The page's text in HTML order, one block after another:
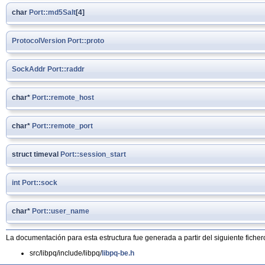
char Port::md5Salt[4]
ProtocolVersion Port::proto
SockAddr Port::raddr
char* Port::remote_host
char* Port::remote_port
struct timeval Port::session_start
int Port::sock
char* Port::user_name
La documentación para esta estructura fue generada a partir del siguiente
src/libpq/include/libpq/libpq-be.h